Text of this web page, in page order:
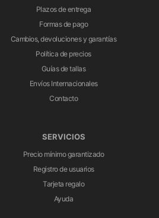
Plazos de entrega
Formas de pago
Cambios, devoluciones y garantías
Política de precios
Guías de tallas
Envíos Internacionales
Contacto
SERVICIOS
Precio mínimo garantizado
Registro de usuarios
Tarjeta regalo
Ayuda